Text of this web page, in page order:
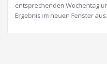
entsprechenden Wochentag
Ergebnis im neuen Fenster aus.